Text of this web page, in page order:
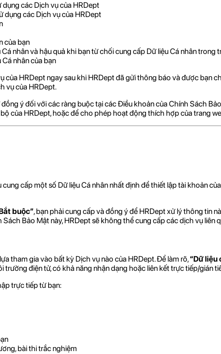
dụng các Dịch vụ của HRDept
dụng các Dịch vụ của HRDept
của bạn
nhân và hậu quả khi bạn từ chối cung cấp Dữ liệu Cá nhân trong
nhân của bạn
của HRDept ngay sau khi HRDept đã gửi thông báo và được bạn
vụ của HRDept.
ý đối với các ràng buộc tại các Điều khoản của Chính Sách
của HRDept, hoặc để cho phép hoạt động thích hợp của trang
cấp một số Dữ liệu Cá nhân nhất định để thiết lập tài khoản
buộc”, bạn phải cung cấp và đồng ý để HRDept xử lý thông tin
Bảo Mật này, HRDept sẽ không thể cung cấp các dịch vụ liên
tham gia vào bất kỳ Dịch vụ nào của HRDept. Để làm rõ,“Dữ liệu
điện tử, có khả năng nhận dạng hoặc liên kết trực tiếp/gián
trực tiếp từ bạn:
bài thi trắc nghiệm